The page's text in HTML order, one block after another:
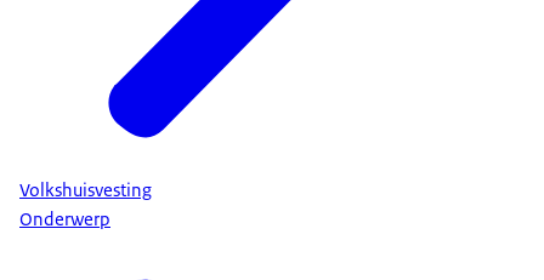
Volkshuisvesting
Onderwerp